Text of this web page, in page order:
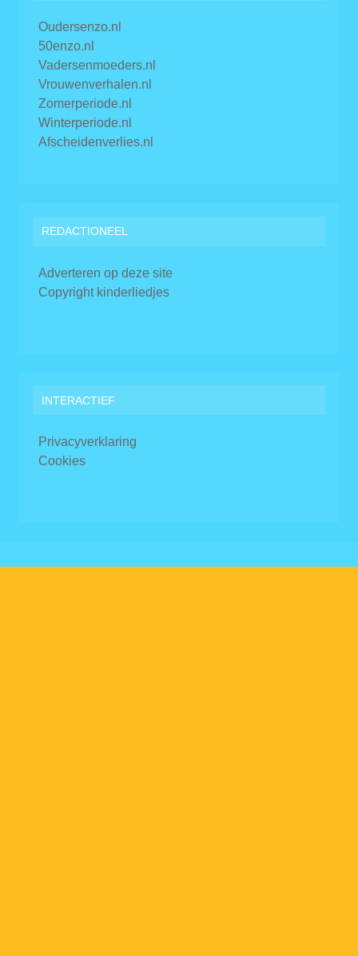
Oudersenzo.nl
50enzo.nl
Vadersenmoeders.nl
Vrouwenverhalen.nl
Zomerperiode.nl
Winterperiode.nl
Afscheidenverlies.nl
REDACTIONEEL
Adverteren op deze site
Copyright kinderliedjes
INTERACTIEF
Privacyverklaring
Cookies